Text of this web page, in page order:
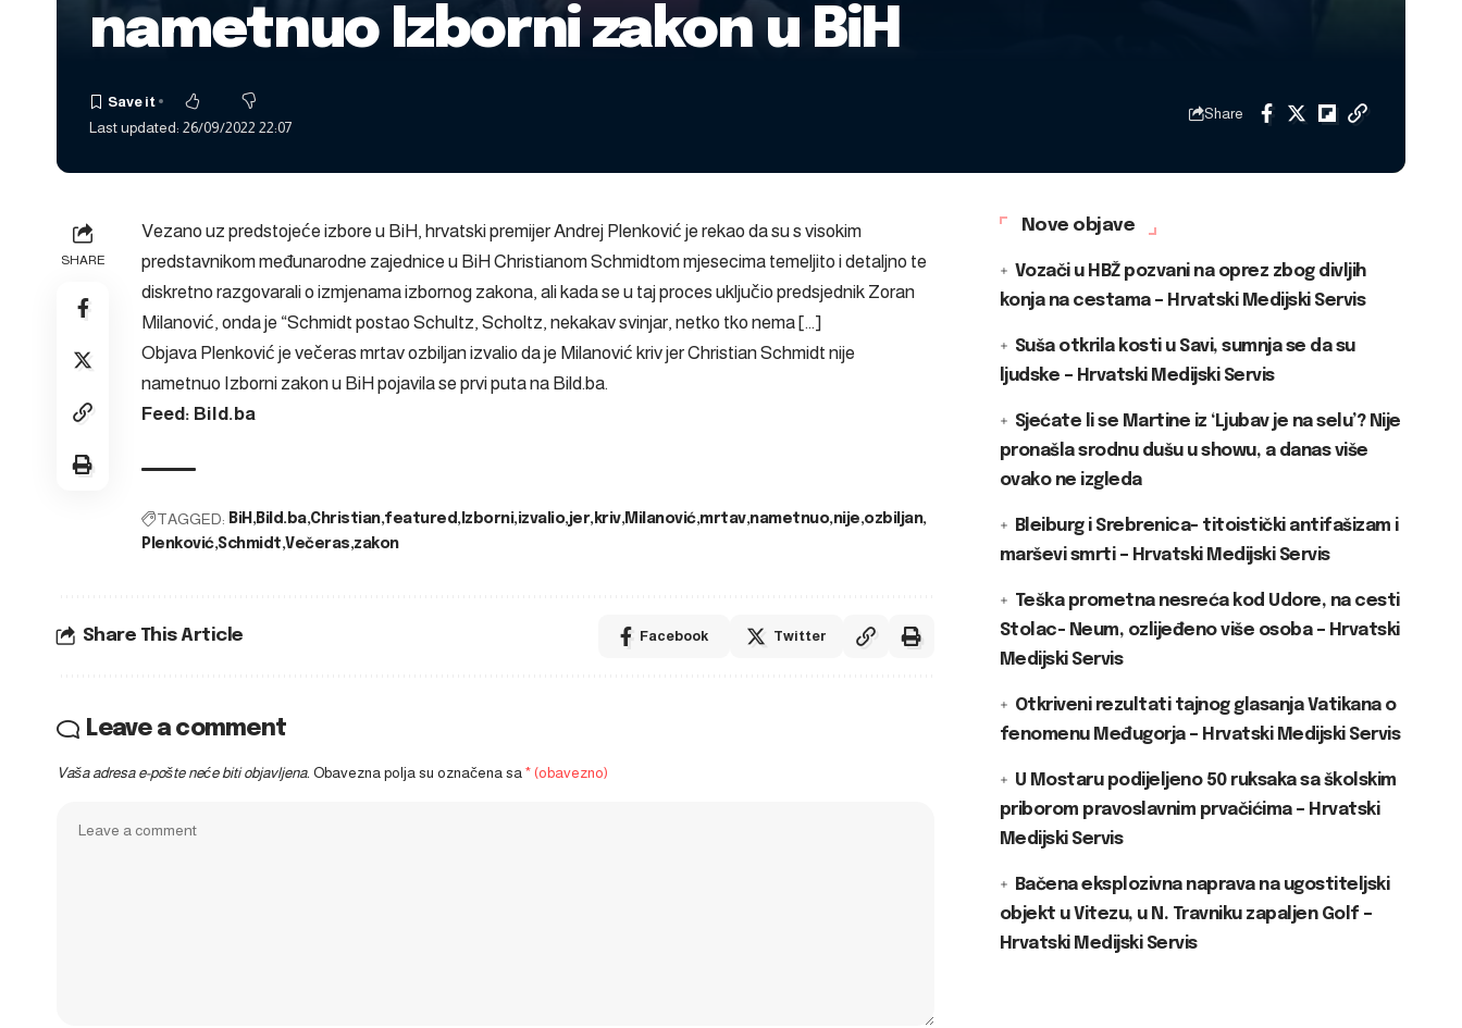
nametnuo Izborni zakon u BiH
Last updated: 26/09/2022 22:07
Share
SHARE
Vezano uz predstojeće izbore u BiH, hrvatski premijer Andrej Plenković je rekao da su s visokim
predstavnikom međunarodne zajednice u BiH Christianom Schmidtom mjesecima temeljito i detaljno te
diskretno razgovarali o izmjenama izbornog zakona, ali kada se u taj proces uključio predsjednik Zoran
Milanović, onda je “Schmidt postao Schultz, Scholtz, nekakav svinjar, netko tko nema […]
Objava Plenković je večeras mrtav ozbiljan izvalio da je Milanović kriv jer Christian Schmidt nije
nametnuo Izborni zakon u BiHpojavila se prvi puta na Bild.ba.
Feed: Bild.ba
TAGGED: BiH Bild.ba Christian featured Izborni izvalio jer kriv Milanović mrtav nametnuo nije ozbiljan
Plenković Schmidt Večeras zakon
Share This Article Facebook Twitter
Leave a comment
Vaša adresa e-pošte neće biti objavljena. Obavezna polja su označena sa * (obavezno)
Nove objave
Vozači u HBŽ pozvani na oprez zbog divljih
konja na cestama – Hrvatski Medijski Servis
Suša otkrila kosti u Savi, sumnja se da su
ljudske – Hrvatski Medijski Servis
Sjećate li se Martine iz ‘Ljubav je na selu’? Nije
pronašla srodnu dušu u showu, a danas više
ovako ne izgleda
Bleiburg i Srebrenica- titoistički antifašizam i
marševi smrti – Hrvatski Medijski Servis
Teška prometna nesreća kod Udore, na cesti
Stolac- Neum, ozlijeđeno više osoba – Hrvatski
Medijski Servis
Otkriveni rezultati tajnog glasanja Vatikana o
fenomenu Međugorja – Hrvatski Medijski Servis
U Mostaru podijeljeno 50 ruksaka sa školskim
priborom pravoslavnim prvačićima – Hrvatski
Medijski Servis
Bačena eksplozivna naprava na ugostiteljski
objekt u Vitezu, u N. Travniku zapaljen Golf –
Hrvatski Medijski Servis